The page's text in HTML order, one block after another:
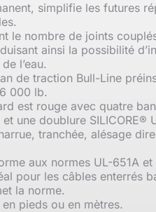
simplifie les futures
le nombre de joints
ainsi la possibilité
l’eau.
de traction Bull-Line
000 lb.
est rouge avec quatre
une doublure SILICORE®
tranchée, alésage
aux normes UL-651A
pour les câbles enterrés
la norme.
pieds ou en mètres.